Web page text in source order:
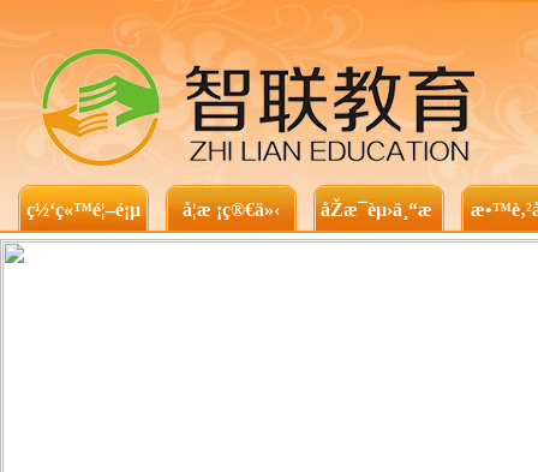
ç½‘ç«™é¦–é¡µ å­¦æ ¡ç®€ä»‹ åŽæ¯èµ›ä¸“æ 